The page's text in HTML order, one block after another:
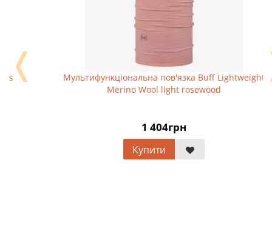
Мультифункціональна пов'язка Buff Lightweight
Merino Wool light rosewood
1 404грн
❬